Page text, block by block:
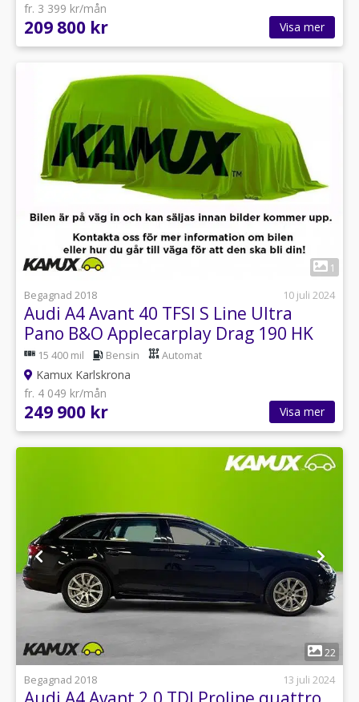
fr. 3 399 kr/mån
209 800 kr Visa mer
1
Begagnad 2018
10 juli 2024
Audi A4 Avant 40 TFSI S Line Ultra
Pano B&O Applecarplay Drag 190 HK
15 400 mil Bensin Automat
Kamux Karlskrona
fr. 4 049 kr/mån
249 900 kr Visa mer
22
Begagnad 2018
13 juli 2024